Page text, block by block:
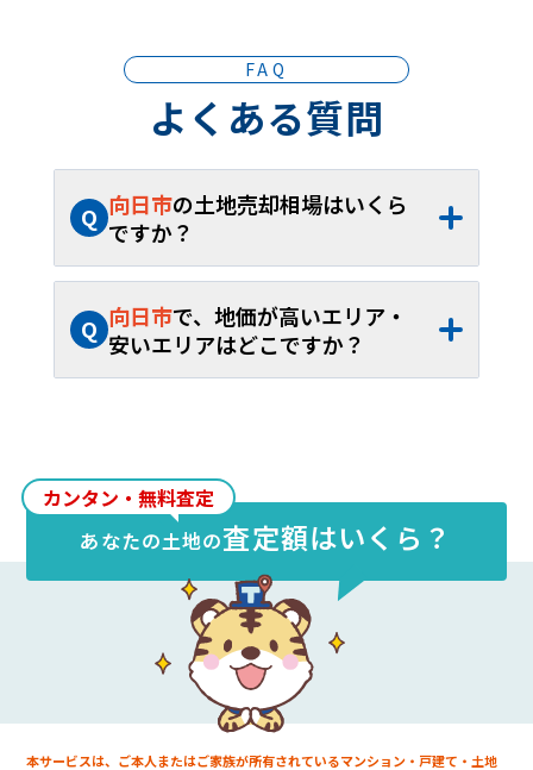
FAQ
よくある質問
Q 向日市の土地売却相場はいくら
ですか？
A 向日市の土地売却相場は、約73.1万円/坪
（約51.2万円～約102.5万円/坪）、平米単
価約22.1万円/㎡（約15.5万円～約
31.0万
Q 向日市で、地価が高いエリア・
安いエリアはどこですか？
万円/坪（約15.5万円/㎡
カンタン・無料査定
あなたの土地の査定額はいくら？
本サービスは、ご本人またはご家族が所有されているマンション・戸建て・土地